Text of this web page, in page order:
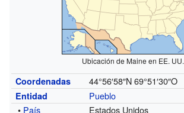
Ubicación de Maine en EE. UU.
Coordenadas 44°56′58″N 69°51′30″O
Entidad
Pueblo
• País
Estados Unidos